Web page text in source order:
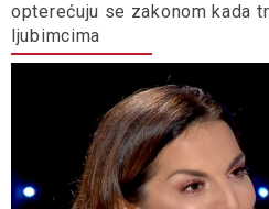
opterećuju se zakonom kada
ljubimcima